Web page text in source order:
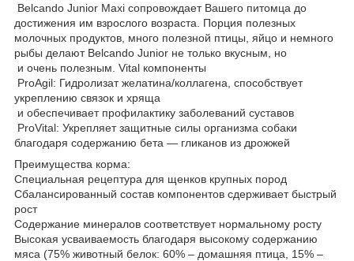
Belcando Junior Maxi сопровождает Вашего питомца до
достижения им взрослого возраста. Порция полезных
молочных продуктов, много полезной птицы, яйцо и немного
рыбы делают Belcando Junior не только вкусным, но
и очень полезным. Vital компоненты
ProAgil: Гидролизат желатина/коллагена, способствует
укреплению связок и хряща
и обеспечивает профилактику заболеваний суставов
ProVital: Укрепляет защитные силы организма собаки
благодаря содержанию бета ― гликанов из дрожжей
Преимущества корма:
Специальная рецептура для щенков крупных пород
Сбалансированный состав компонентов сдерживает быстрый
рост
Содержание минералов соответствует нормальному росту
Высокая усваиваемость благодаря высокому содержанию
мяса (75% животный белок: 60% – домашняя птица, 15% –